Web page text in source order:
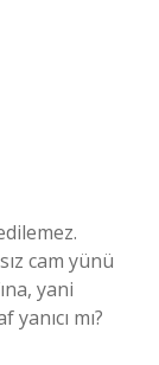
cam yünü
yani
mı?